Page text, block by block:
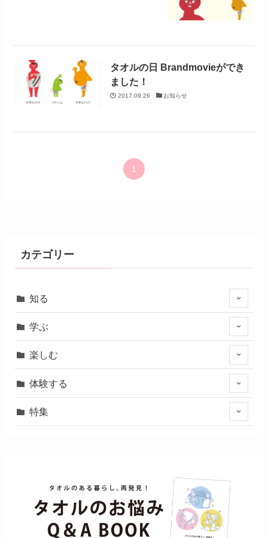
タオルの日 Brandmovieができ
ました！
2017.09.26 お知らせ
1
カテゴリー
知る
学ぶ
楽しむ
体験する
特集